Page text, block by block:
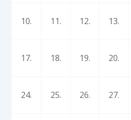
10. 11. 12. 13.
17. 18. 19. 20.
24. 25. 26. 27.